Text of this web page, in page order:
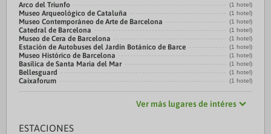
Arco del Triunfo (1 hotel)
Museo Arqueológico de Cataluña (1 hotel)
Museo Contemporáneo de Arte de Barcelona (1 hotel)
Catedral de Barcelona (1 hotel)
Museo de Cera de Barcelona (1 hotel)
Estación de Autobuses del Jardín Botánico de Barce (1 hotel)
Museo Histórico de Barcelona (1 hotel)
Basilica de Santa Maria del Mar (1 hotel)
Bellesguard (1 hotel)
Caixaforum (1 hotel)
Ver más lugares de intéres
ESTACIONES